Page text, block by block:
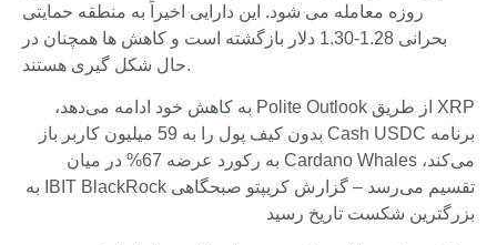
روزه معامله می شود. این دارایی اخیراً به منطقه حمایتی
بحرانی 1.28-1.30 دلار بازگشته است و کاهش ها همچنان در
حال شکل گیری هستند.
XRP از طریق Polite Outlook به کاهش خود ادامه می‌دهد،
برنامه Cash USDC بدون کیف پول را به 59 میلیون کاربر باز
می‌کند، Cardano Whales به رکورد عرضه 67% در میان
تقسیم می‌رسد – گزارش کریپتو صبحگاهی IBIT BlackRock به
بزرگترین شکست تاریخ رسید